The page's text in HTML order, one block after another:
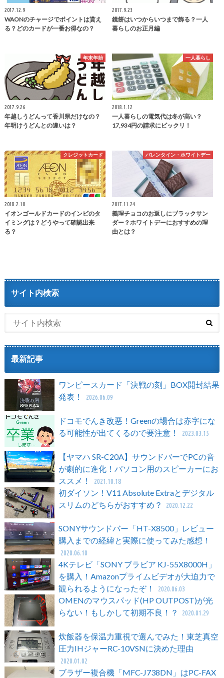
2017.12.9
WAONのチャージでポイントは貰え
る？どのカードが一番お得なの？
2017.9.23
鏡餅はいつからいつまで飾る？一人
暮らしのお正月編
年末年始
2017.9.26
年越しうどんって香川県だけなの？
年明けうどんとの違いは？
一人暮らし
2018.1.12
一人暮らしの電気代は冬が高い？
17,934円の請求にビックリ！
クレジットカード
2018.2.10
イオンゴールドカードのインビのタ
イミングは？どうやって確認出来
る？
バレンタイン・ホワイトデー
2017.11.24
義理チョコのお返しにブラックサン
ダー？ホワイトデーにおすすめの理
由とは？
サイト内検索
最新記事
ワンピースカード「決戦の刻」BOX開封結果
発表！
2026.06.09
ドコモでんき改悪！Greenの場合は赤字にな
る可能性が出てくるので要注意！
2023.03.15
【ヤマハ SR-C20A】サウンドバーでPCの音
が劇的に進化！パソコン用のスピーカーにお
ススメ！
2021.10.18
初ダイソン！V11 Absolute Extraとデジタル
スリムのどちらがおすすめ？
2020.12.22
SONYサウンドバー「HT-X8500」レビュー
購入までの経緯と実際に使ってみた感想！
2020.06.10
4Kテレビ「SONY ブラビア KJ-55X8000H」
を購入！Amazonプライムビデオが大迫力で
観られるようになったぞ！
2020.06.03
OMENのマウスパッド(HP OUTPOST)が光
らない！もしかして初期不良！？
2020.01.29
炊飯器を保温力重視で選んでみた！東芝真空
圧力IHジャーRC-10VSNに決めた理由
2020.01.02
ブラザー複合機「MFC-J738DN」はPC-FAX